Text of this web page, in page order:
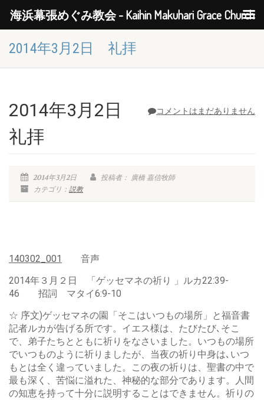
2014年3月2日 礼拝
コメントはまだありません
2014年3月2日
礼拝
2014年3月2日
投稿者： 廣橋 嘉信牧師
カテゴリ： 説教
140302_001
音声
2014年３月２日 「ゲッセマネの祈り 」ルカ22:39-
46 招詞 マタイ6:9-10
☆ 序文)ゲッセマネの園「そこはいつもの場所」と福音書
記者ルカが告げる所です。イエス様は、たびたび､そこ
で、弟子たちとともに祈りをなさいました。いつもの場所
でいつものように祈りましたが、当夜の祈り中身は､いつ
もとは全く違っていました。この夜の祈りは、聖書の中で
最も深く、苦悩に溢れた、神秘的な部分であります。人間
の知恵を持って十分に説明することはできません。祈りの
海浜幕張めぐみ教会 - Kaihin Makuhari Grace Church